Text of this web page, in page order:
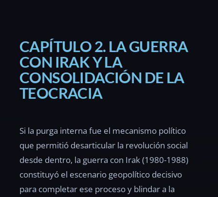
CAPÍTULO 2. LA GUERRA
CON IRAK Y LA
CONSOLIDACIÓN DE LA
TEOCRACIA
Si la purga interna fue el mecanismo político
que permitió desarticular la revolución social
desde dentro, la guerra con Irak (1980-1988)
constituyó el escenario geopolítico decisivo
para completar ese proceso y blindar a la